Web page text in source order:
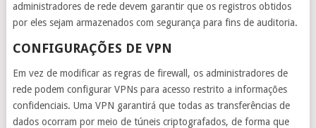
administradores de rede devem garantir que os registros obtidos
por eles sejam armazenados com segurança para fins de auditoria.
CONFIGURAÇÕES DE VPN
Em vez de modificar as regras de firewall, os administradores de
rede podem configurar VPNs para acesso restrito a informações
confidenciais. Uma VPN garantirá que todas as transferências de
dados ocorram por meio de túneis criptografados, de forma que